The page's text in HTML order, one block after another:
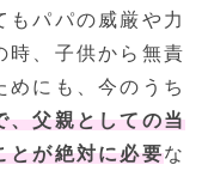
もパパの威厳や力
時、子供から無責
めにも、今のうち
、父親としての当
とが絶対に必要な